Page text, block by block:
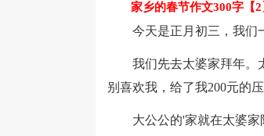
家乡的春节作文300字【2
今天是正月初三，我们一
我们先去太婆家拜年。太
别喜欢我，给了我200元的
大公公的'家就在太婆家附